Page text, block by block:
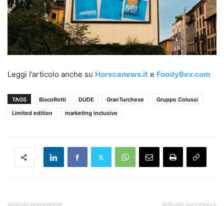
Leggi l’articolo anche su Horecanews.it e FoodyBev.com
TAGS BiscoRotti DUDE GranTurchese
Gruppo Colussi
Limited edition
marketing inclusivo
Articolo precedente Articolo successivo